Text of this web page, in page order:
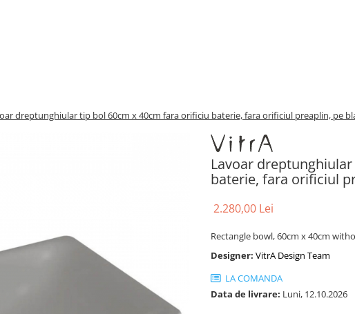
dreptunghiular tip bol 60cm x 40cm fara orificiu baterie, fara orificiul preaplin, pe
Lavoar
baterie, fara orificiul
2.280,00 Lei
Rectangle bowl, 60cm x 40cm
Designer: VitrA Design Team
LA COMANDA
Data de livrare: Luni, 12.10.2026